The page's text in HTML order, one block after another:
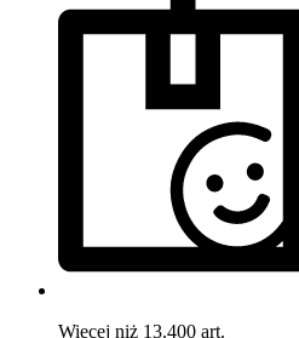
Więcej niż 13.400 art.